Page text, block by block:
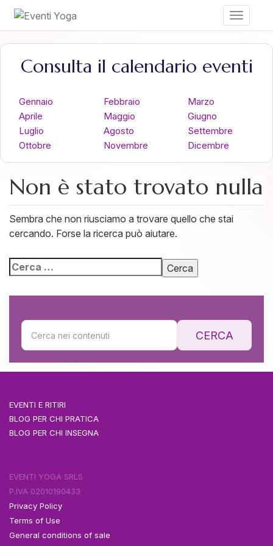
Toggle
Consulta il calendario eventi
Gennaio Febbraio
Marzo
Aprile
Maggio
Giugno
Luglio
Agosto
Settembre
Ottobre
Novembre Dicembre
Non è stato trovato nulla
Sembra che non riusciamo a trovare quello che stai
cercando. Forse la ricerca può aiutare.
CERCA
EVENTI E RITIRI
BLOG PER CHI PRATICA
BLOG PER CHI INSEGNA
EVENTI YOGA SRLS
P.IVA 02010190433
Privacy Policy
Terms of Use
General conditions of sale